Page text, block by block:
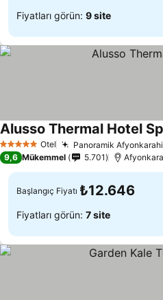
Fiyatları görün: 9 site
5 Yıldız Otel Panoramik
Alusso Thermal Hotel
9,6 Mükemmel 5.701
Başlangıç Fiyatı ₺12.646
Fiyatları görün: 7 site